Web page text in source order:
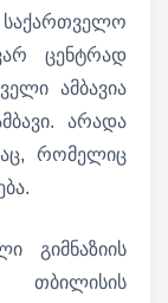
ცენტრად
ამბავია
არადა
რომელიც
გიმნაზიის